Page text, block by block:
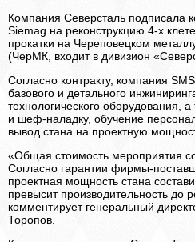
Компания Северсталь подписала
Siemag на реконструкцию 4-х
прокатки на Череповецком
(ЧерМК, входит в дивизион
Согласно контракту, компания
базового и детального
технологического оборудования,
и шеф-наладку, обучение
вывод стана на проектную
«Общая стоимость мероприятия
Согласно гарантии фирмы-
проектная мощность стана
превысит производительность до
комментирует генеральный
Торопов.